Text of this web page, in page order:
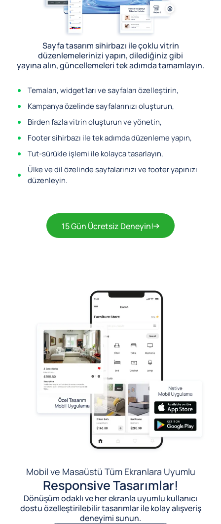
Sayfa tasarım sihirbazı ile çoklu vitrin
düzenlemelerinizi yapın, dilediğiniz gibi
yayına alın, güncellemeleri tek adımda tamamlayın.
Temaları, widget’ları ve sayfaları özelleştirin,
Kampanya özelinde sayfalarınızı oluşturun,
Birden fazla vitrin oluşturun ve yönetin,
Footer sihirbazı ile tek adımda düzenleme yapın,
Tut-sürükle işlemi ile kolayca tasarlayın,
Ülke ve dil özelinde sayfalarınızı ve footer yapınızı
düzenleyin.
15 Gün Ücretsiz Deneyin!
Mobil ve Masaüstü Tüm Ekranlara Uyumlu
Responsive Tasarımlar!
Dönüşüm odaklı ve her ekranla uyumlu kullanıcı
dostu özelleştirilebilir tasarımlar ile kolay alışveriş
deneyimi sunun.